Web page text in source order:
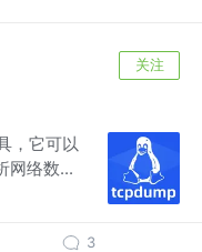
关注
，它可以
网络数...
3